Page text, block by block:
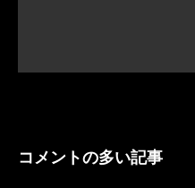
コメントの多い記事